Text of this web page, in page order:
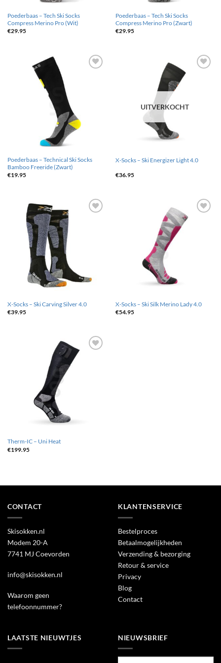
Poederbaas – Tech Ski Socks
Compress Merino Pro (Wit)
€29.95
Poederbaas – Tech Ski Socks
Compress Merino Pro (Zwart)
€29.95
Poederbaas – Technical Ski Socks
Bamboo Freeride (Zwart)
€19.95
Toevoegen
UITVERKOCHT
X-Socks – Ski Energizer Light 4.0
€36.95
X-Socks – Ski Carving Silver 4.0
€39.95
Toevoegen
X-Socks – Ski Silk Merino Lady 4.0
€54.95
Toevoegen
Therm-IC – Uni Heat
€199.95
CONTACT
Skisokken.nl
Modem 20-A
7741 MJ Coevorden
info@skisokken.nl
Waarom geen
telefoonnummer?
KLANTENSERVICE
Bestelproces
Betaalmogelijkheden
Verzending & bezorging
Retour & service
Privacy
Blog
Contact
LAATSTE NIEUWTJES NIEUWSBRIEF